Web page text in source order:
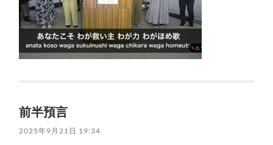
前半預言
2025年9月21日 19:34